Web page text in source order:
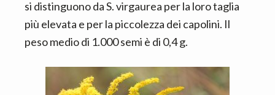
si distinguono da S. virgaurea per la loro taglia
più elevata e per la piccolezza dei capolini. Il
peso medio di 1.000 semi è di 0,4 g.